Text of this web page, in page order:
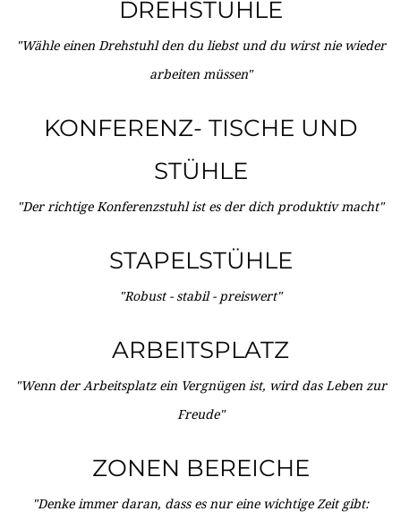
DREHSTÜHLE
"Wähle einen Drehstuhl den du liebst und du wirst nie wieder
arbeiten müssen"
KONFERENZ- TISCHE UND
STÜHLE
"Der richtige Konferenzstuhl ist es der dich produktiv macht"
STAPELSTÜHLE
"Robust - stabil - preiswert"
ARBEITSPLATZ
"Wenn der Arbeitsplatz ein Vergnügen ist, wird das Leben zur
Freude"
ZONEN BEREICHE
"Denke immer daran, dass es nur eine wichtige Zeit gibt: